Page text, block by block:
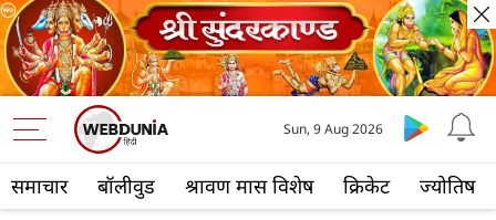
समाचार बॉलीवुड श्रावण मास विशेष क्रिकेट ज्योतिष
Sun, 9 Aug 2026